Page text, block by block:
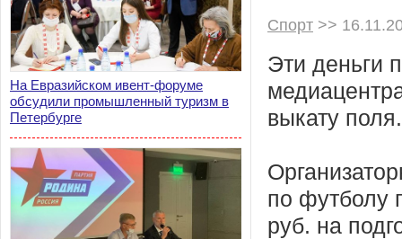
На Евразийском ивент-форуме
обсудили промышленный туризм в
Петербурге
Спорт >>
Эти деньги
выкату поля.
по футболу
руб. на